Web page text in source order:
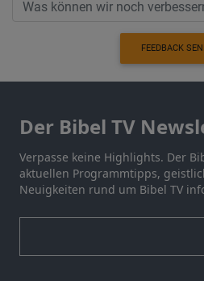
FEEDBACK
Der Bibel TV
Verpasse keine Highlights. Der
aktuellen Programmtipps,
Neuigkeiten rund um Bibel TV